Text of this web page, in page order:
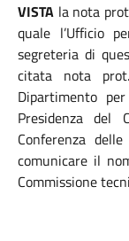
VISTA la nota
quale l’Ufficio
segreteria di
citata nota
Dipartimento
Presidenza del
Conferenza
comunicare il
Commissione